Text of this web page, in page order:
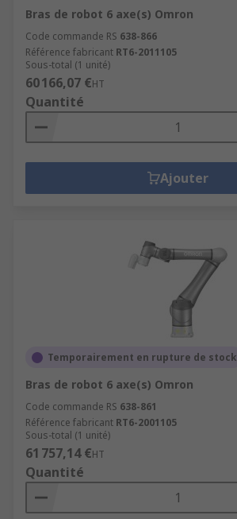
Bras de robot 6 axe(s) Omron
Code commande RS 638-866
Référence fabricant RT6-2011105
Sous-total (1 unité)
60 166,07 €HT
Quantité
Ajouter
Temporairement en rupture de stock
Bras de robot 6 axe(s) Omron
Code commande RS 638-861
Référence fabricant RT6-2001105
Sous-total (1 unité)
61 757,14 €HT
Quantité